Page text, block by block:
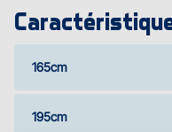
165cm
195cm